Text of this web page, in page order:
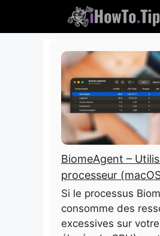
contenu
BiomeAgent –
processeur
Si le processus
consomme des
excessives sur